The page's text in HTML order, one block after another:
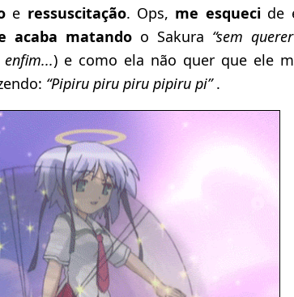
e ressuscitação. Ops, me esqueci de
acaba matando o Sakura “sem
) e como ela não quer que ele
“Pipiru piru piru pipiru pi”.